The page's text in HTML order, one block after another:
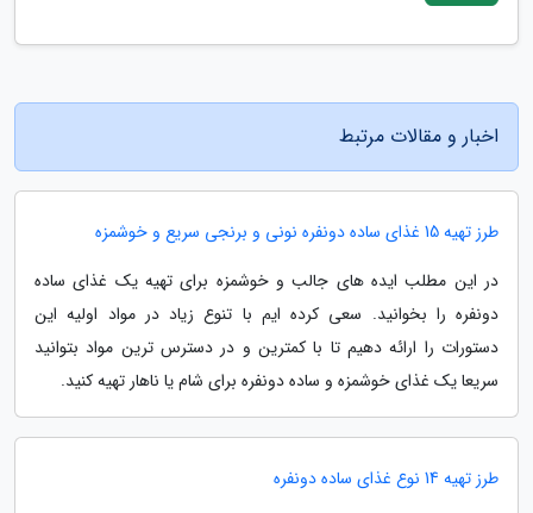
اخبار و مقالات مرتبط
طرز تهیه 15 غذای ساده دونفره نونی و برنجی سریع و خوشمزه
در این مطلب ایده های جالب و خوشمزه برای تهیه یک غذای ساده
دونفره را بخوانید. سعی کرده ایم با تنوع زیاد در مواد اولیه این
دستورات را ارائه دهیم تا با کمترین و در دسترس ترین مواد بتوانید
سریعا یک غذای خوشمزه و ساده دونفره برای شام یا ناهار تهیه کنید.
طرز تهیه 14 نوع غذای ساده دونفره